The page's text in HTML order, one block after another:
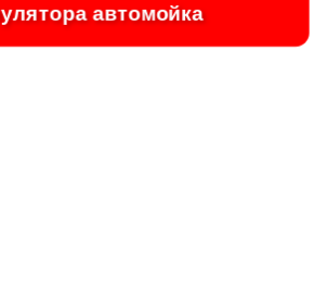
автомойка